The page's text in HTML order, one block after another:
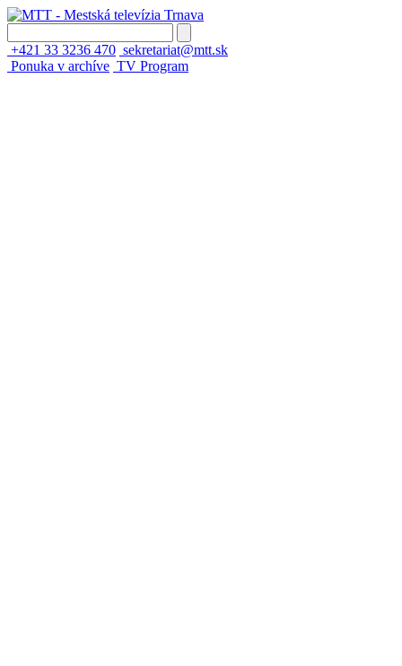
+421 33 3236 470 sekretariat@mtt.sk
Ponuka v archíve TV Program